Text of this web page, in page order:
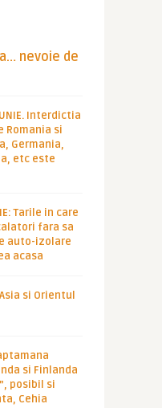
nevoie de
Interdictia
Romania si
Germania,
etc este
Tarile in care
fara sa
auto-izolare
acasa
si Orientul
si Finlanda
posibil si
Cehia